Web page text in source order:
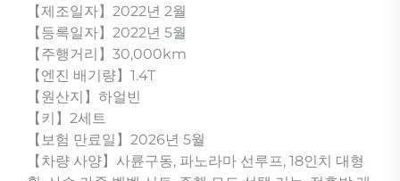
【제조일자】2022년 2월
【등록일자】2022년 5월
【주행거리】30,000km
【엔진 배기량】1.4T
【원산지】하얼빈
【키】2세트
【보험 만료일】2026년 5월
【차량 사양】사륜구동, 파노라마 선루프, 18인치 대형